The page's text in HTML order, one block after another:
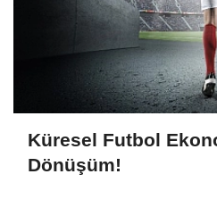
Küresel Futbol
Dönüşüm!